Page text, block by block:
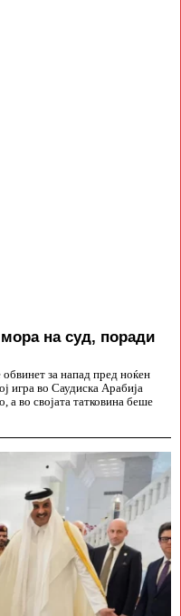
мора на суд, поради
за напад пред ноќен
игра во Саудиска Арабија
а во својата татковина беше